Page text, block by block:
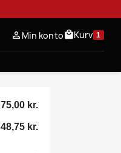
person_outline Min kontolocal_mallKurv 1
75,00 kr.
48,75 kr.